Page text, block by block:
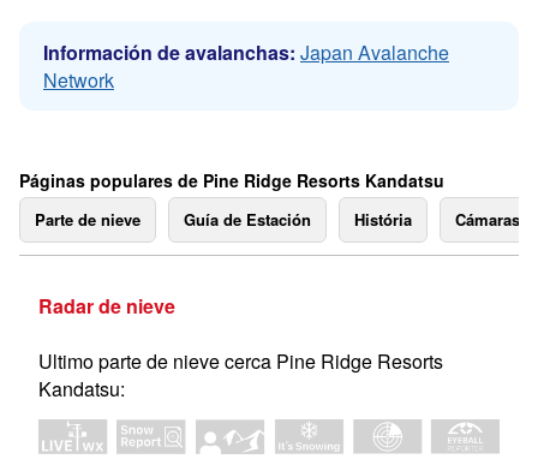
Información de avalanchas: Japan Avalanche
Network
Páginas populares de Pine Ridge Resorts Kandatsu
Parte de nieve Guía de Estación História Cámaras
Radar de nieve
Ultimo parte de nieve cerca Pine Ridge Resorts
Kandatsu: